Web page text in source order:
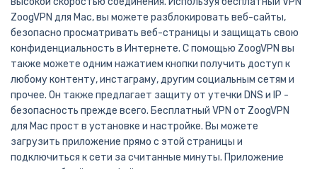
ZoogVPN для Mac, вы можете разблокировать веб-сайты,
безопасно просматривать веб-страницы и защищать свою
конфиденциальность в Интернете. С помощью ZoogVPN вы
также можете одним нажатием кнопки получить доступ к
любому контенту, инстаграму, другим социальным сетям и
прочее. Он также предлагает защиту от утечки DNS и IP -
безопасность прежде всего. Бесплатный VPN от ZoogVPN
для Mac прост в установке и настройке. Вы можете
загрузить приложение прямо с этой страницы и
подключиться к сети за считанные минуты. Приложение